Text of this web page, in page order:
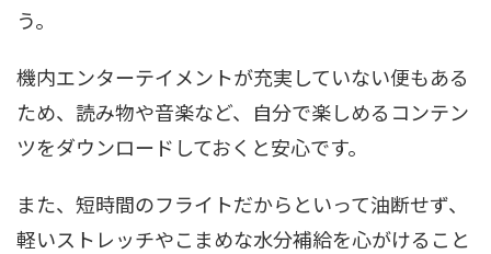
う。
機内エンターテイメントが充実していない便もある
ため、読み物や音楽など、自分で楽しめるコンテン
ツをダウンロードしておくと安心です。
また、短時間のフライトだからといって油断せず、
軽いストレッチやこまめな水分補給を心がけること